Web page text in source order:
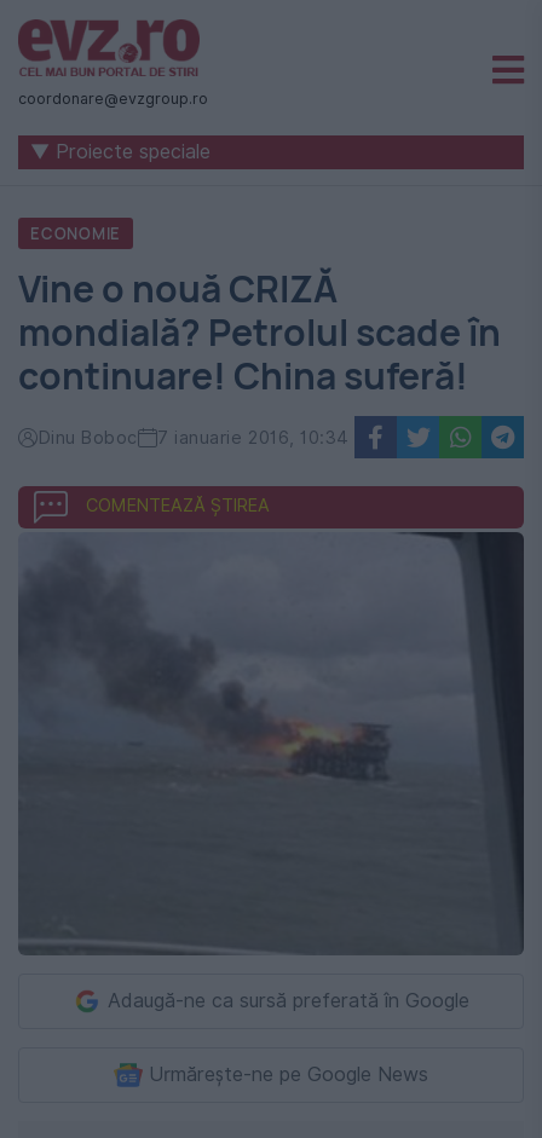
Știri
naționale
internaționale
România
-
Evenimentul
Zilei
coordonare@evzgroup.ro
▼ Proiecte speciale
ECONOMIE
Vine o nouă CRIZĂ
mondială? Petrolul scade în
continuare! China suferă!
Dinu Boboc 7 ianuarie 2016, 10:34
COMENTEAZĂ ȘTIREA
Adaugă-ne ca sursă preferată în Google
Urmărește-ne pe Google News